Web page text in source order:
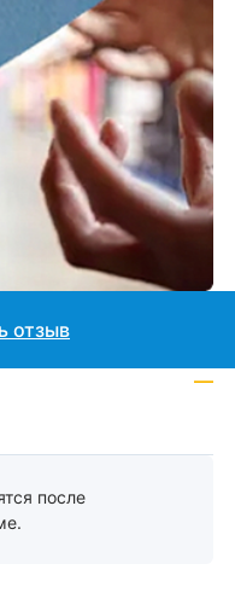
после
отзыв
—